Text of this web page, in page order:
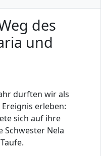
des
und
durften wir als
erleben:
sich auf ihre
Schwester Nela